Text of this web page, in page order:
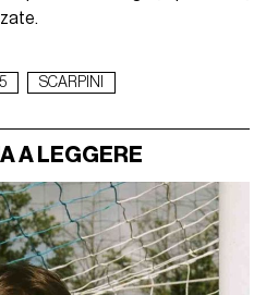
SCARPINI
A LEGGERE